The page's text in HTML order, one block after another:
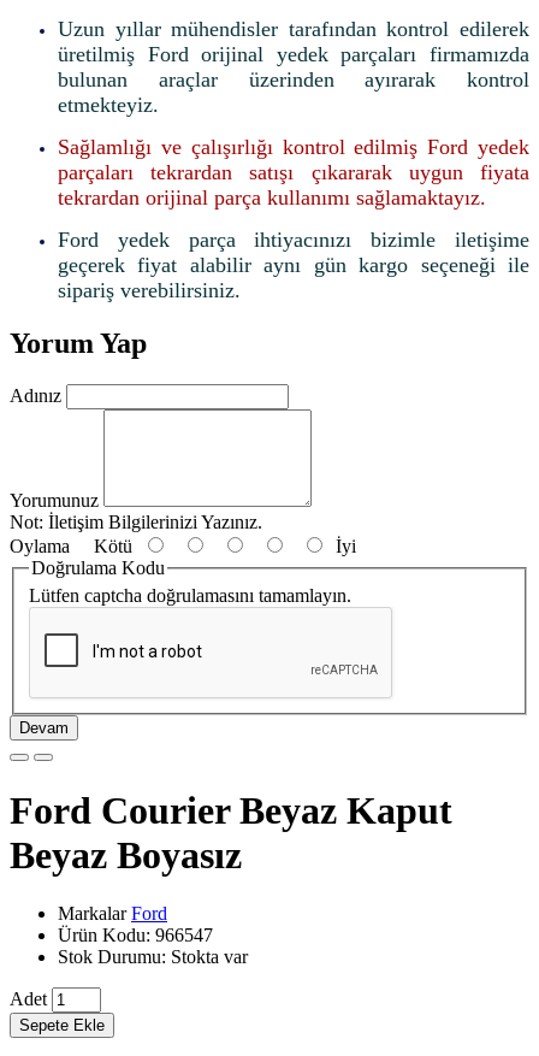
Uzun yıllar mühendisler tarafından kontrol edilerek
üretilmiş Ford orijinal yedek parçaları firmamızda
bulunan araçlar üzerinden ayırarak kontrol
etmekteyiz.
Sağlamlığı ve çalışırlığı kontrol edilmiş Ford yedek
parçaları tekrardan satışı çıkararak uygun fiyata
tekrardan orijinal parça kullanımı sağlamaktayız.
Ford yedek parça ihtiyacınızı bizimle iletişime
geçerek fiyat alabilir aynı gün kargo seçeneği ile
sipariş verebilirsiniz.
Yorum Yap
Adınız
Yorumunuz
Not: İletişim Bilgilerinizi Yazınız.
Oylama Kötü
İyi
Doğrulama Kodu
Lütfen captcha doğrulamasını tamamlayın.
Devam
Ford Courier Beyaz Kaput
Beyaz Boyasız
MarkalarFord
Ürün Kodu: 966547
Stok Durumu: Stokta var
Adet
Sepete Ekle